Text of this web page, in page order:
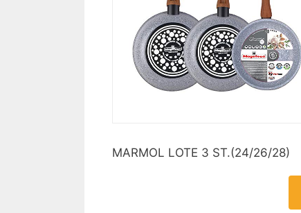
MARMOL LOTE 3 ST.(24/26/28)